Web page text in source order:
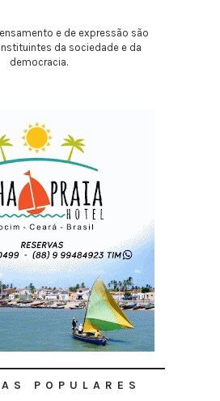
e de expressão são
da sociedade e da
democracia.
POPULARES